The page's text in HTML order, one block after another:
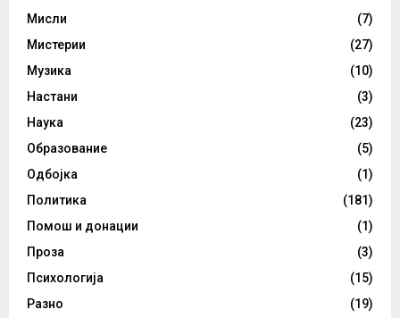
Мисли
(7)
Мистерии
(27)
Музика
(10)
Настани
(3)
Наука
(23)
Образование
(5)
Одбојка
(1)
Политика
(181)
Помош и донации
(1)
Проза
(3)
Психологија
(15)
Разно
(19)